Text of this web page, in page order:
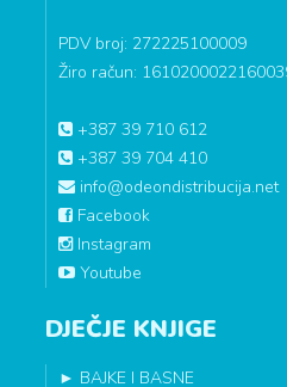
PDV broj: 272225100009
Žiro račun:
+387 39 710 612
+387 39 704 410
info@odeondistribucija.net
Facebook
Instagram
Youtube
DJEČJE KNJIGE
► BAJKE I BASNE